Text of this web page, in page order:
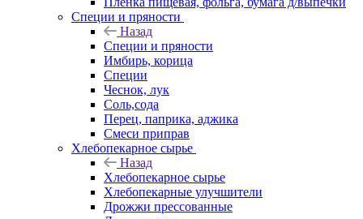
Специи и пряности
Назад
Специи и пряности
Имбирь, корица
Специи
Чеснок, лук
Соль,сода
Перец, паприка, аджика
Смеси приправ
Хлебопекарное сырье
Назад
Хлебопекарное сырье
Хлебопекарные улучшители
Дрожжи прессованные